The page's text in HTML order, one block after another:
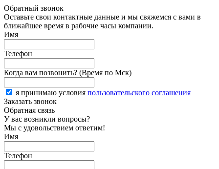
Обратный звонок
Оставьте свои контактные данные и мы свяжемся с вами в
ближайшее время в рабочие часы компании.
Имя
Телефон
Когда вам позвонить? (Время по Мск)
я принимаю условия пользовательского соглашения
Заказать звонок
Обратная связь
У вас возникли вопросы?
Мы с удовольствием ответим!
Имя
Телефон